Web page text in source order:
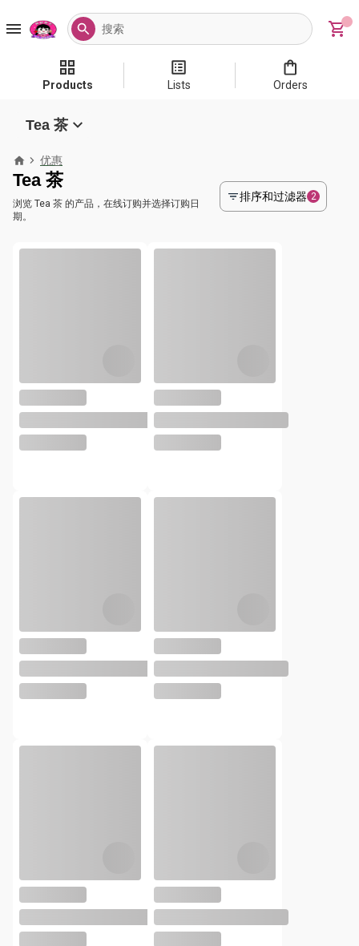
Products Lists Orders
Tea 茶
优惠
Tea 茶
浏览 Tea 茶 的产品，在线订购并选择订购日
期。
排序和过滤器 2